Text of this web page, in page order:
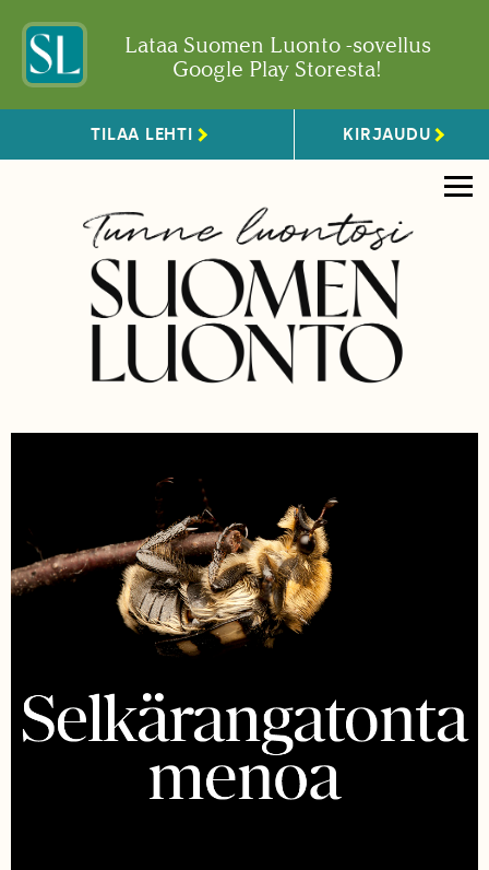
Lataa Suomen Luonto -sovellus
Google Play Storesta!
TILAA LEHTI KIRJAUDU